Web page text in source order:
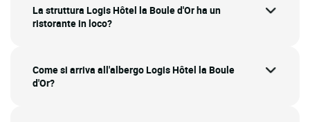
La struttura Logis Hôtel la Boule d'Or ha un
ristorante in loco?
Come si arriva all'albergo Logis Hôtel la Boule
d'Or?